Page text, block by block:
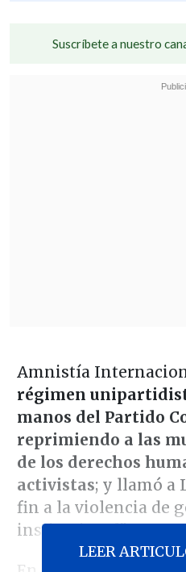
Suscríbete a nuestro
Amnistía
régimen
manos del Partido
reprimiendo a las
de los derechos
activistas; y llamó a
fin a la violencia de
institucional".
LEER